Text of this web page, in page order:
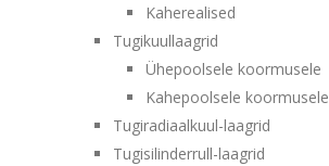
Kaherealised
Tugikuullaagrid
Ühepoolsele koormusele
Kahepoolsele koormusele
Tugiradiaalkuul-laagrid
Tugisilinderrull-laagrid